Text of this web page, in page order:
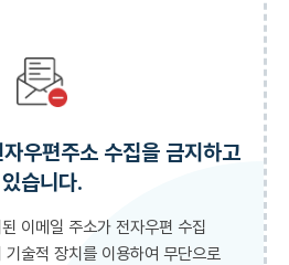
우편주소 수집을 금지하고
있습니다.
이메일 주소가 전자우편 수집
술적 장치를 이용하여 무단으로